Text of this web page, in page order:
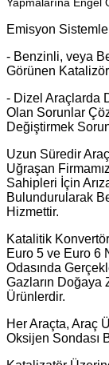
Emisyon
- Benzinli, veya
Görünen Katalizör
- Dizel Araçlarda
Olan Sorunlar
Değiştirmek
Uzun Süredir
Uğraşan
Sahipleri İçin
Bulundurularak
Hizmettir.
Katalitik
Euro 5 ve Euro 6
Odasında
Gazların Doğaya
Ürünlerdir.
Her Araçta, Araç
Oksijen Sondası